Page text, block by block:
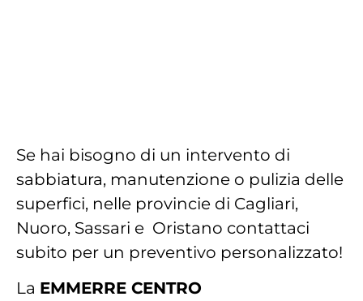
Se hai bisogno di un intervento di
sabbiatura, manutenzione o pulizia delle
superfici, nelle provincie di Cagliari,
Nuoro, Sassari e Oristano contattaci
subito per un preventivo personalizzato!
La EMMERRE CENTRO